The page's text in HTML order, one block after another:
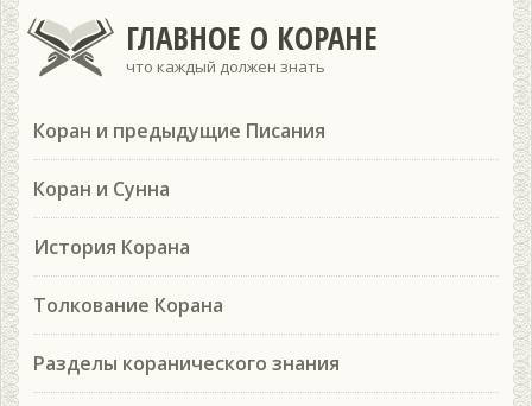
ГЛАВНОЕ О КОРАНЕ
что каждый должен знать
Коран и предыдущие Писания
Коран и Сунна
История Корана
Толкование Корана
Разделы коранического знания